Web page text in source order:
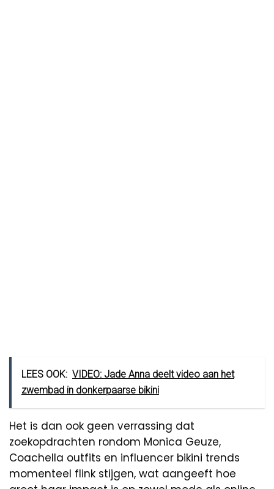
LEES OOK: VIDEO: Jade Anna deelt video aan het
zwembad in donkerpaarse bikini
Het is dan ook geen verrassing dat
zoekopdrachten rondom Monica Geuze,
Coachella outfits en influencer bikini trends
momenteel flink stijgen, wat aangeeft hoe